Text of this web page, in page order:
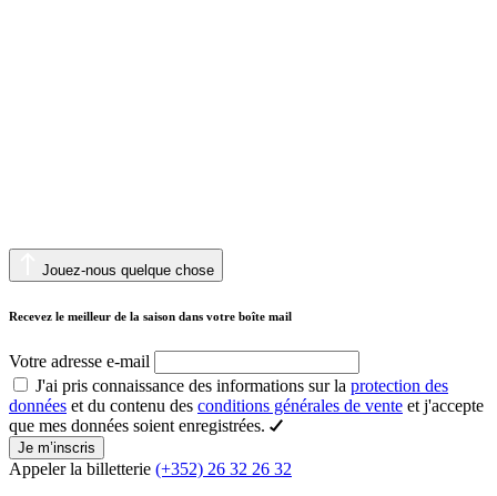
Jouez-nous quelque chose
Recevez le meilleur de la saison dans votre boîte mail
Votre adresse e-mail
J'ai pris connaissance des informations sur la protection des
données et du contenu des conditions générales de vente et j'accepte
que mes données soient enregistrées.
Je m’inscris
Appeler la billetterie (+352) 26 32 26 32